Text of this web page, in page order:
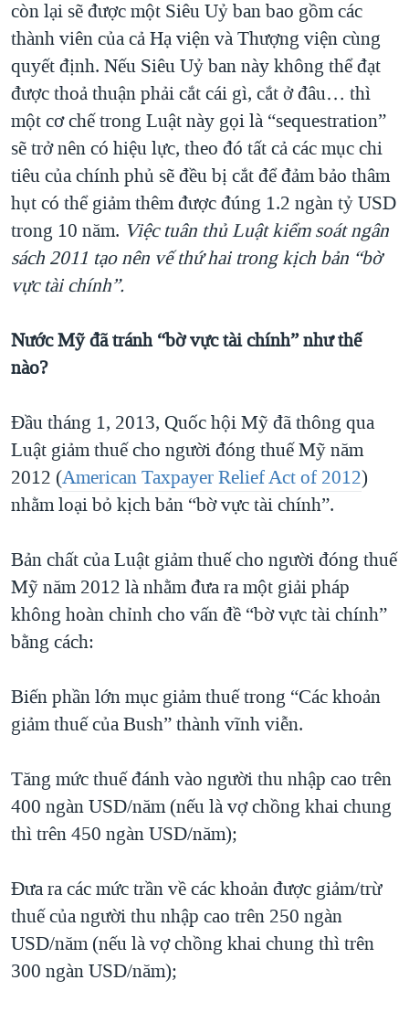
còn lại sẽ được một Siêu Uỷ ban bao gồm các
thành viên của cả Hạ viện và Thượng viện cùng
quyết định. Nếu Siêu Uỷ ban này không thể đạt
được thoả thuận phải cắt cái gì, cắt ở đâu… thì
một cơ chế trong Luật này gọi là “sequestration”
sẽ trở nên có hiệu lực, theo đó tất cả các mục chi
tiêu của chính phủ sẽ đều bị cắt để đảm bảo thâm
hụt có thể giảm thêm được đúng 1.2 ngàn tỷ USD
trong 10 năm. Việc tuân thủ Luật kiểm soát ngân
sách 2011 tạo nên vế thứ hai trong kịch bản “bờ
vực tài chính”.
Nước Mỹ đã tránh “bờ vực tài chính” như thế
nào?
Đầu tháng 1, 2013, Quốc hội Mỹ đã thông qua
Luật giảm thuế cho người đóng thuế Mỹ năm
2012 (American Taxpayer Relief Act of 2012)
nhằm loại bỏ kịch bản “bờ vực tài chính”.
Bản chất của Luật giảm thuế cho người đóng thuế
Mỹ năm 2012 là nhằm đưa ra một giải pháp
không hoàn chỉnh cho vấn đề “bờ vực tài chính”
bằng cách:
Biến phần lớn mục giảm thuế trong “Các khoản
giảm thuế của Bush” thành vĩnh viễn.
Tăng mức thuế đánh vào người thu nhập cao trên
400 ngàn USD/năm (nếu là vợ chồng khai chung
thì trên 450 ngàn USD/năm);
Đưa ra các mức trần về các khoản được giảm/trừ
thuế của người thu nhập cao trên 250 ngàn
USD/năm (nếu là vợ chồng khai chung thì trên
300 ngàn USD/năm);